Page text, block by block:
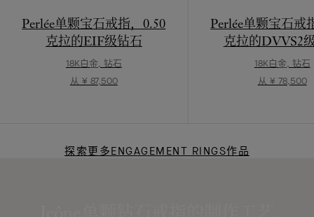
Perlée单颗宝石戒指，0.50
克拉的EIF级钻石
18K白金, 钻石
从 ¥ 87,500
Perlée单颗宝石戒
克拉的DVVS2
18K白金, 钻石
从 ¥ 78,500
探索更多ENGAGEMENT RINGS作品